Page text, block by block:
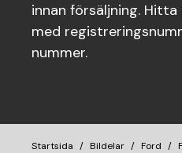
innan försäljning.
med
nummer.
Startsida Bildelar Ford